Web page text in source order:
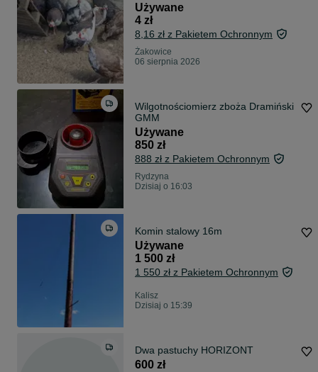
Używane
4 zł
8,16 zł z Pakietem Ochronnym
Żakowice
06 sierpnia 2026
Wilgotnościomierz zboża Dramiński
GMM
Używane
850 zł
888 zł z Pakietem Ochronnym
Rydzyna
Dzisiaj o 16:03
Komin stalowy 16m
Używane
1 500 zł
1 550 zł z Pakietem Ochronnym
Kalisz
Dzisiaj o 15:39
Dwa pastuchy HORIZONT
600 zł